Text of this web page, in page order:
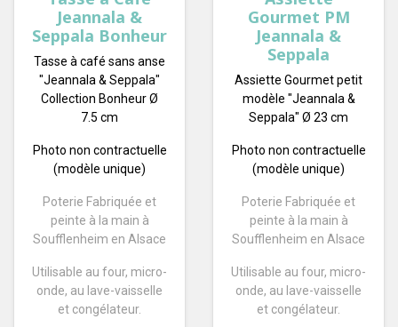
Jeannala &
Seppala Bonheur
Tasse à café sans anse
"Jeannala & Seppala"
Collection Bonheur Ø
7.5 cm
Photo non contractuelle
(modèle unique)
Poterie Fabriquée et
peinte à la main à
Soufflenheim en Alsace
Utilisable au four, micro-
onde, au lave-vaisselle
et congélateur.
Gourmet PM
Jeannala &
Seppala
Assiette Gourmet petit
modèle "Jeannala &
Seppala" Ø 23 cm
Photo non contractuelle
(modèle unique)
Poterie Fabriquée et
peinte à la main à
Soufflenheim en Alsace
Utilisable au four, micro-
onde, au lave-vaisselle
et congélateur.